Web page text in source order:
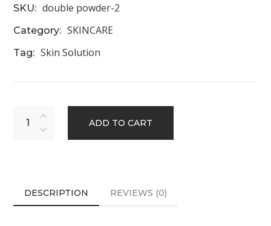
SKU: double powder-2
Category: SKINCARE
Tag: Skin Solution
ADD TO CART
DESCRIPTION REVIEWS (0)